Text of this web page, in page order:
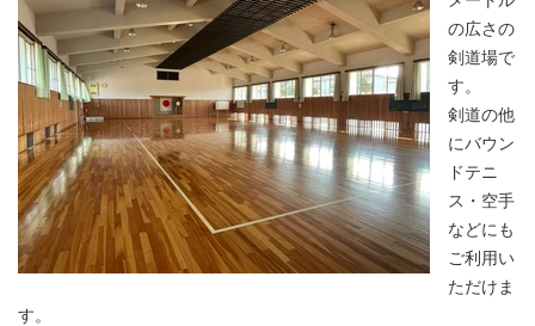
の広さの
剣道場で
す。
剣道の他
にバウン
ドテニ
ス・空手
などにも
ご利用い
ただけま
す。